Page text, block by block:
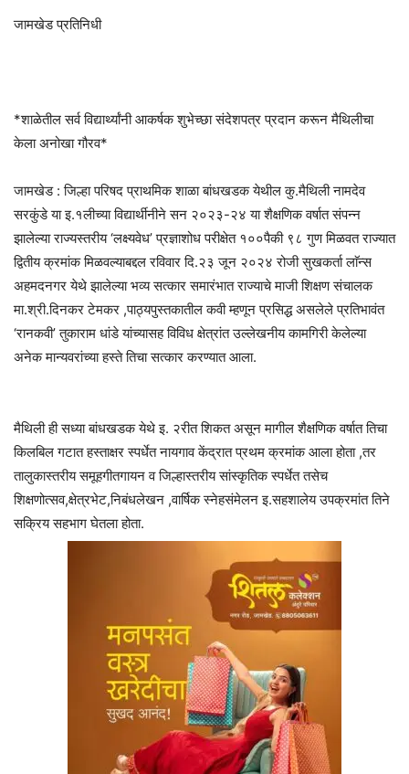
जामखेड प्रतिनिधी
*शाळेतील सर्व विद्यार्थ्यांनी आकर्षक शुभेच्छा संदेशपत्र प्रदान करून मैथिलीचा
केला अनोखा गौरव*
जामखेड : जिल्हा परिषद प्राथमिक शाळा बांधखडक येथील कु.मैथिली नामदेव
सरकुंडे या इ.१लीच्या विद्यार्थीनीने सन २०२३-२४ या शैक्षणिक वर्षात संपन्न
झालेल्या राज्यस्तरीय ‘लक्ष्यवेध’ प्रज्ञाशोध परीक्षेत १००पैकी ९८ गुण मिळवत राज्यात
द्वितीय क्रमांक मिळवल्याबद्दल रविवार दि.२३ जून २०२४ रोजी सुखकर्ता लाॅन्स
अहमदनगर येथे झालेल्या भव्य सत्कार समारंभात राज्याचे माजी शिक्षण संचालक
मा.श्री.दिनकर टेमकर ,पाठ्यपुस्तकातील कवी म्हणून प्रसिद्ध असलेले प्रतिभावंत
‘रानकवी’ तुकाराम धांडे यांच्यासह विविध क्षेत्रांत उल्लेखनीय कामगिरी केलेल्या
अनेक मान्यवरांच्या हस्ते तिचा सत्कार करण्यात आला.
मैथिली ही सध्या बांधखडक येथे इ. २रीत शिकत असून मागील शैक्षणिक वर्षात तिचा
किलबिल गटात हस्ताक्षर स्पर्धेत नायगाव केंद्रात प्रथम क्रमांक आला होता ,तर
तालुकास्तरीय समूहगीतगायन व जिल्हास्तरीय सांस्कृतिक स्पर्धेत तसेच
शिक्षणोत्सव,क्षेत्रभेट,निबंधलेखन ,वार्षिक स्नेहसंमेलन इ.सहशालेय उपक्रमांत तिने
सक्रिय सहभाग घेतला होता.